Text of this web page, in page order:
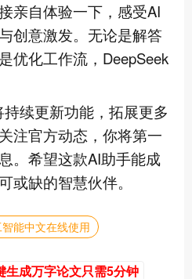
亲自体验一下，感受AI
创意激发。无论是解答
优化工作流，DeepSeek
续更新功能，拓展更多
注官方动态，你将第一
。希望这款AI助手能成
或缺的智慧伙伴。
能中文在线使用
生成万字论文只需5分钟